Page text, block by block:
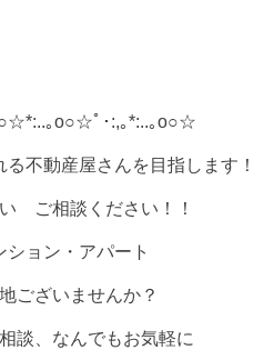
｡o○☆ﾟ･:,｡*:..｡o○☆
不動産屋さんを目指します！
ご相談ください！！
ション・アパート
ございませんか？
談、なんでもお気軽に